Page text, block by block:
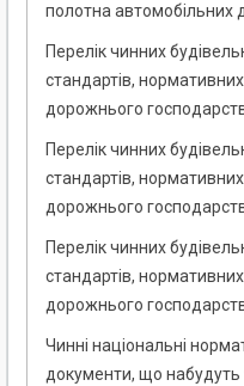
полотна автомобільних
Перелік чинних
стандартів,
дорожнього
Перелік чинних
стандартів,
дорожнього
Перелік чинних
стандартів,
дорожнього
Чинні національні
документи, що набудуть